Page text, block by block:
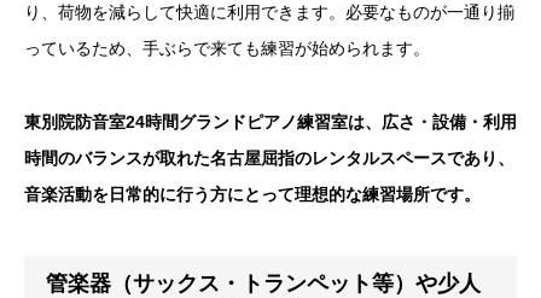
り、荷物を減らして快適に利用できます。必要なものが一通り揃
っているため、手ぶらで来ても練習が始められます。
東別院防音室24時間グランドピアノ練習室は、広さ・設備・利用
時間のバランスが取れた名古屋屈指のレンタルスペースであり、
音楽活動を日常的に行う方にとって理想的な練習場所です。
管楽器（サックス・トランペット等）や少人